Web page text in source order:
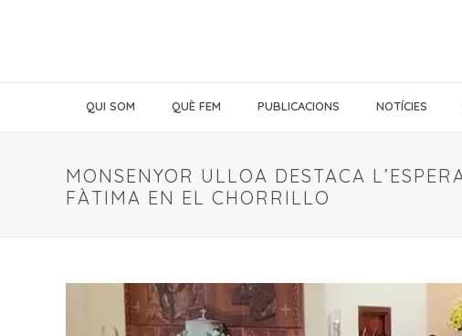
QUI SOM QUÈ FEM PUBLICACIONS NOTÍCIES
MONSENYOR ULLOA DESTACA
FÀTIMA EN EL CHORRILLO